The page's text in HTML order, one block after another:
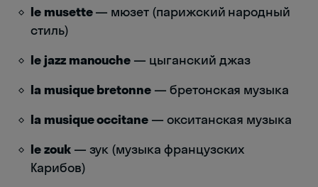
le musette— мюзет (парижский народный
стиль)
le jazz manouche — цыганский джаз
la musique bretonne — бретонская музыка
la musique occitane — окситанская музыка
le zouk— зук (музыка французских
Карибов)